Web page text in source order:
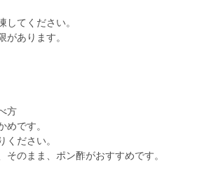
してください。
があります。
方
めです。
ください。
そのまま、ポン酢がおすすめです。